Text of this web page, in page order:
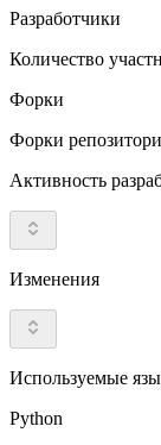
Разработчики
Количество
Форки
Форки
Активность
Изменения
Используемые
Python